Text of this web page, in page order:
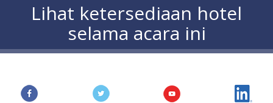
Lihat ketersediaan hotel
selama acara ini